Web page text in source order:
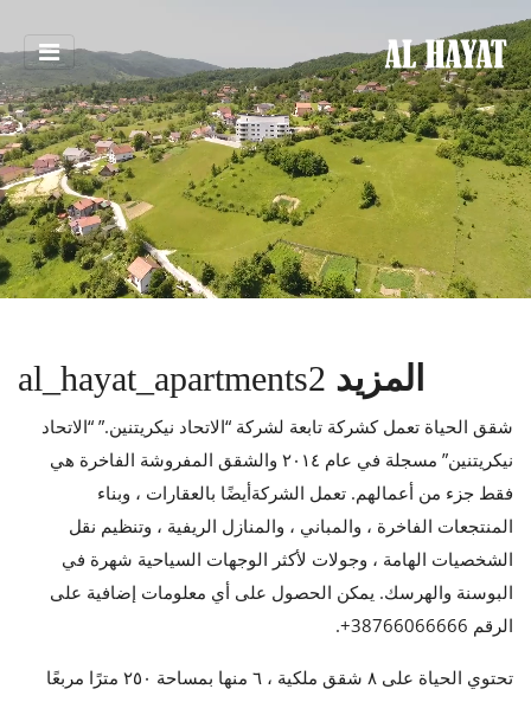
المزيد al_hayat_apartments2
شقق الحياة تعمل كشركة تابعة لشركة “الاتحاد نيكريتنين.” “الاتحاد
نيكريتنين” مسجلة في عام ٢٠١٤ والشقق المفروشة الفاخرة هي
فقط جزء من أعمالهم. تعمل الشركةأيضًا بالعقارات ، وبناء
المنتجعات الفاخرة ، والمباني ، والمنازل الريفية ، وتنظيم نقل
الشخصيات الهامة ، وجولات لأكثر الوجهات السياحية شهرة في
البوسنة والهرسك. يمكن الحصول على أي معلومات إضافية على
الرقم 38766066666+.
تحتوي الحياة على ٨ شقق ملكية ، ٦ منها بمساحة ٢٥٠ مترًا مربعًا